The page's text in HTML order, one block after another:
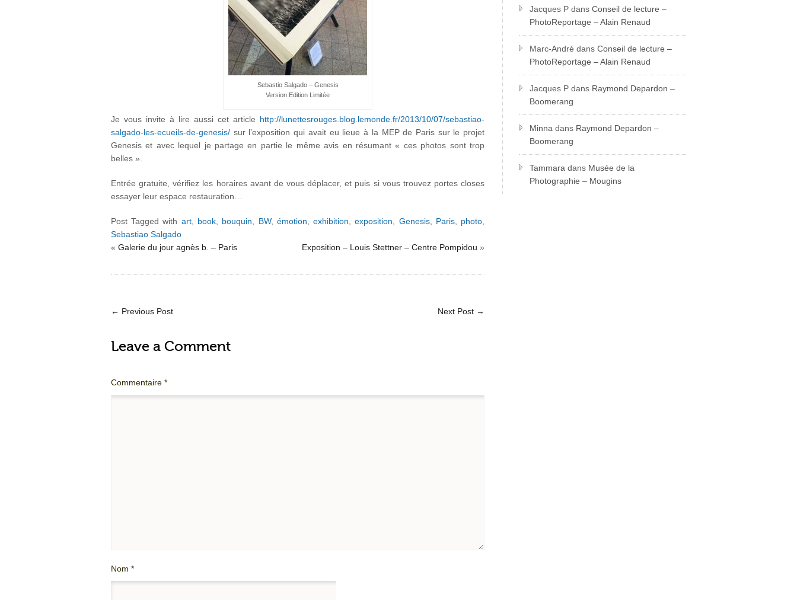
Sebastio Salgado – Genesis
Version Edition Limitée
Je vous invite à lire aussi cet article http://lunettesrouges.blog.lemonde.fr/2013/10/07/sebastiao-
salgado-les-ecueils-de-genesis/sur l’exposition qui avait eu lieue à la MEP de Paris sur le projet
Genesis et avec lequel je partage en partie le même avis en résumant « ces photos sont trop
belles ».
Entrée gratuite, vérifiez les horaires avant de vous déplacer, et puis si vous trouvez portes closes
essayer leur espace restauration…
Post Tagged with art, book bouquin BW, émotion ,exhibition ,exposition Genesis, Paris, photo
Sebastiao Salgado
« Galerie du jour agnès b. – Paris Exposition – Louis Stettner – Centre Pompidou »
← Previous Post Next Post →
Leave a Comment
Commentaire *
Nom *
Jacques Pdans Conseil de lecture –
PhotoReportage – Alain Renaud
Marc-André dans Conseil de lecture –
PhotoReportage – Alain Renaud
Jacques Pdans Raymond Depardon –
Boomerang
Minna dans Raymond Depardon –
Boomerang
Tammara dans Musée de la
Photographie – Mougins